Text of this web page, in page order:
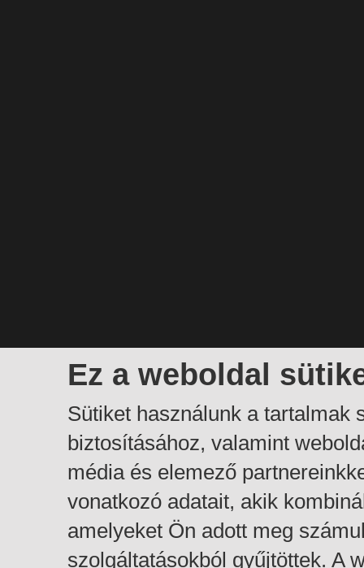
Ez a weboldal
Sütiket használunk a tartalmak
biztosításához, valamint
média és elemező
vonatkozó adatait, akik
amelyeket Ön adott meg
szolgáltatásokból gyűjtöttek. A